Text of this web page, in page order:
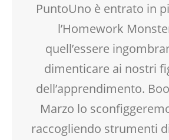
SCUOLA
SOCIALIZZAZIONE
TEMPO LIBERO
VIA FARUFFINI
PuntoUno è entrato in
l’Homework
quell’essere
dimenticare ai nostri
dell’apprendimento.
Marzo lo
raccogliendo strumenti